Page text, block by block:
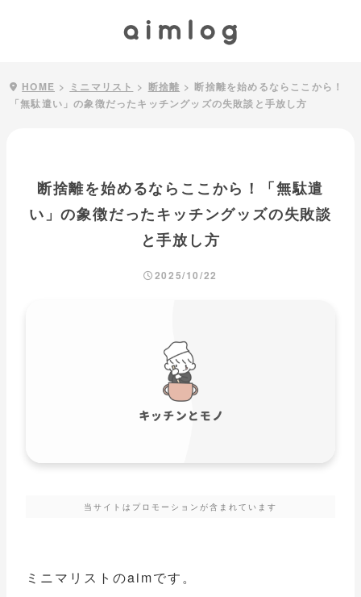
HOME > ミニマリスト > 断捨離 > 断捨離を始めるならここから！
「無駄遣い」の象徴だったキッチングッズの失敗談と手放し方
断捨離を始めるならここから！「無駄遣
い」の象徴だったキッチングッズの失敗談
と手放し方
2025/10/22
当サイトはプロモーションが含まれています
ミニマリストのaimです。